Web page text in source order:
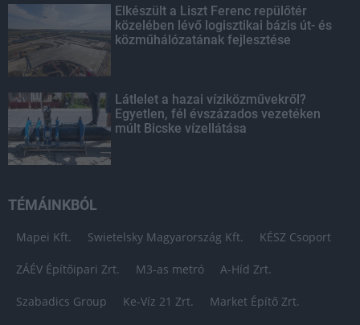
Elkészült a Liszt Ferenc repülőtér
közelében lévő logisztikai bázis út- és
közműhálózatának fejlesztése
Látlelet a hazai víziközművekről?
Egyetlen, fél évszázados vezetéken
múlt Bicske vízellátása
TÉMÁINKBÓL
Mapei Kft. Swietelsky Magyarország Kft. KÉSZ Csoport
ZÁÉV Építőipari Zrt. M3-as metró A-Híd Zrt.
Szabadics Group Ke-Víz 21 Zrt. Market Építő Zrt.